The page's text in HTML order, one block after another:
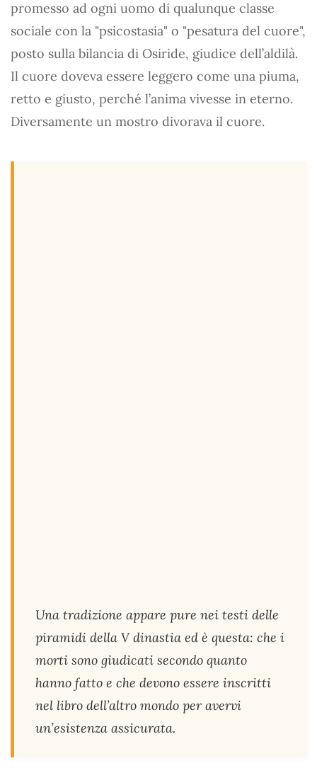
promesso ad ogni uomo di qualunque classe
sociale con la "psicostasia" o "pesatura del cuore",
posto sulla bilancia di Osiride, giudice dell’aldilà.
Il cuore doveva essere leggero come una piuma,
retto e giusto, perché l’anima vivesse in eterno.
Diversamente un mostro divorava il cuore.
Una tradizione appare pure nei testi delle
piramidi della V dinastia ed è questa: che i
morti sono giudicati secondo quanto
hanno fatto e che devono essere inscritti
nel libro dell’altro mondo per avervi
un’esistenza assicurata.